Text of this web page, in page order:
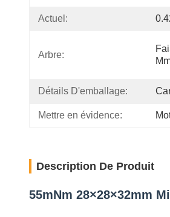
Actuel:
Arbre:
Détails D'emballage:
Mettre en évidence:
Description De Produit
55mNm 28×28×32mm